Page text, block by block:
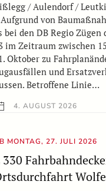
/ Aulendorf /
von
bei den DB Regio Zügen
im Zeitraum zwischen
Oktober zu
und
Betroffene Linie…
4. AUGUST 2026
MONTAG, 27. JULI 2026
330